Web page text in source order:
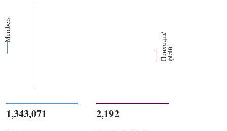
Members
П
р
их
о
д
і
в
/
ф
і
л
ій
1,343,071 2,192